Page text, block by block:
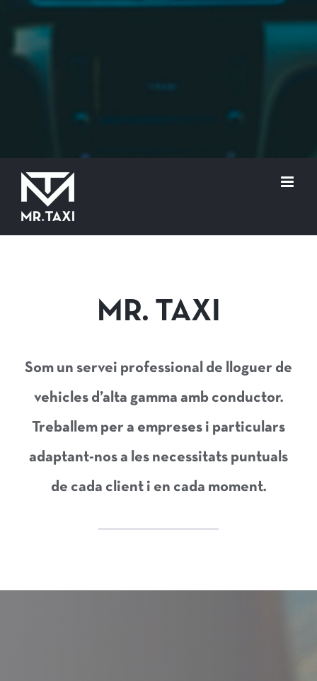
MR. TAXI
Som un servei professional de lloguer de
vehicles d’alta gamma amb conductor.
Treballem per a empreses i particulars
adaptant-nos a les necessitats puntuals
de cada client i en cada moment.